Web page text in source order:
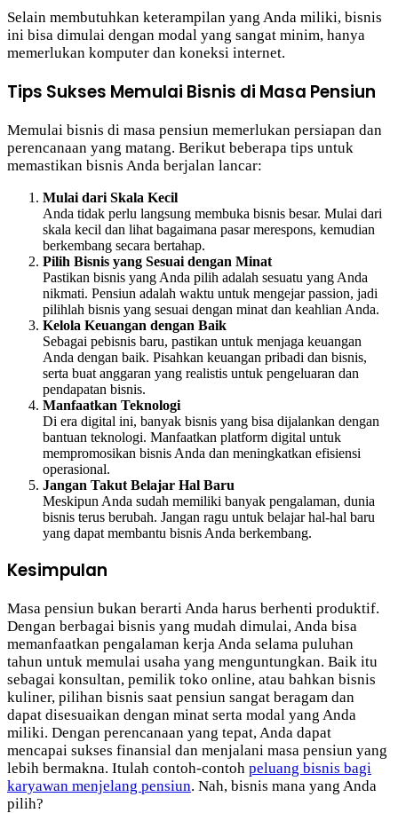
Selain membutuhkan keterampilan yang Anda miliki, bisnis
ini bisa dimulai dengan modal yang sangat minim, hanya
memerlukan komputer dan koneksi internet.
Tips Sukses Memulai Bisnis di Masa Pensiun
Memulai bisnis di masa pensiun memerlukan persiapan dan
perencanaan yang matang. Berikut beberapa tips untuk
memastikan bisnis Anda berjalan lancar:
Mulai dari Skala Kecil
Anda tidak perlu langsung membuka bisnis besar. Mulai dari
skala kecil dan lihat bagaimana pasar merespons, kemudian
berkembang secara bertahap.
Pilih Bisnis yang Sesuai dengan Minat
Pastikan bisnis yang Anda pilih adalah sesuatu yang Anda
nikmati. Pensiun adalah waktu untuk mengejar passion, jadi
pilihlah bisnis yang sesuai dengan minat dan keahlian Anda.
Kelola Keuangan dengan Baik
Sebagai pebisnis baru, pastikan untuk menjaga keuangan
Anda dengan baik. Pisahkan keuangan pribadi dan bisnis,
serta buat anggaran yang realistis untuk pengeluaran dan
pendapatan bisnis.
Manfaatkan Teknologi
Di era digital ini, banyak bisnis yang bisa dijalankan dengan
bantuan teknologi. Manfaatkan platform digital untuk
mempromosikan bisnis Anda dan meningkatkan efisiensi
operasional.
Jangan Takut Belajar Hal Baru
Meskipun Anda sudah memiliki banyak pengalaman, dunia
bisnis terus berubah. Jangan ragu untuk belajar hal-hal baru
yang dapat membantu bisnis Anda berkembang.
Kesimpulan
Masa pensiun bukan berarti Anda harus berhenti produktif.
Dengan berbagai bisnis yang mudah dimulai, Anda bisa
memanfaatkan pengalaman kerja Anda selama puluhan
tahun untuk memulai usaha yang menguntungkan. Baik itu
sebagai konsultan, pemilik toko online, atau bahkan bisnis
kuliner, pilihan bisnis saat pensiun sangat beragam dan
dapat disesuaikan dengan minat serta modal yang Anda
miliki. Dengan perencanaan yang tepat, Anda dapat
mencapai sukses finansial dan menjalani masa pensiun yang
lebih bermakna. Itulah contoh-contoh peluang bisnis bagi
karyawan menjelang pensiun. Nah, bisnis mana yang Anda
pilih?